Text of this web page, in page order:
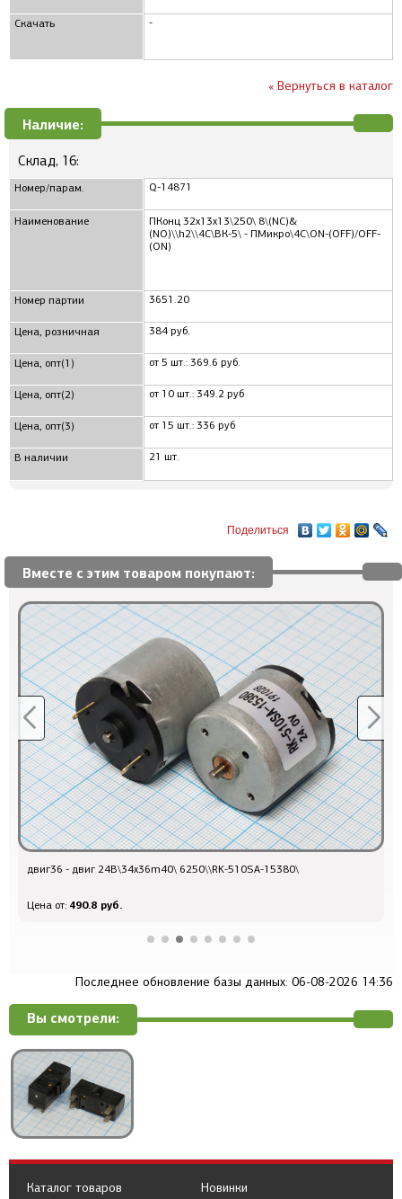
Скачать -
« Вернуться в каталог
Наличие:
Склад, 16:
Номер/парам.
Наименование
Номер партии
Цена, розничная
Цена, опт(1)
Цена, опт(2)
Цена, опт(3)
В наличии
Q-14871
ПКонц 32x13x13\250\ 8\(NC)&
(NO)\\h2\\4C\ВК-5\ - ПМикро\4C\ON-(OFF)/OFF-
(ON)
3651.20
384 руб.
от 5 шт.: 369.6 руб.
от 10 шт.: 349.2 руб
от 15 шт.: 336 руб
21 шт.
Поделиться
Вместе с этим товаром покупают:
двиг36 - двиг 24В\34x36m40\ 6250\\RK-510SA-15380\
Цена от: 490.8 руб.
Последнее обновление базы данных: 06-08-2026 14:36
Вы смотрели:
Каталог товаров Новинки